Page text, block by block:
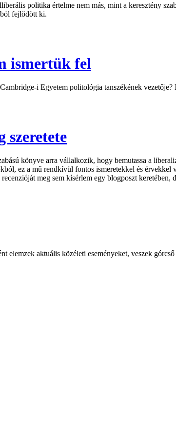
politika értelme nem más, mint a keresztény
fejlődött ki.
ismertük fel
i Egyetem politológia tanszékének
szeretete
könyve arra vállalkozik, hogy bemutassa a
ez a mű rendkívül fontos ismeretekkel és
meg sem kísérlem egy blogposzt keretében,
elemzek aktuális közéleti eseményeket, veszek